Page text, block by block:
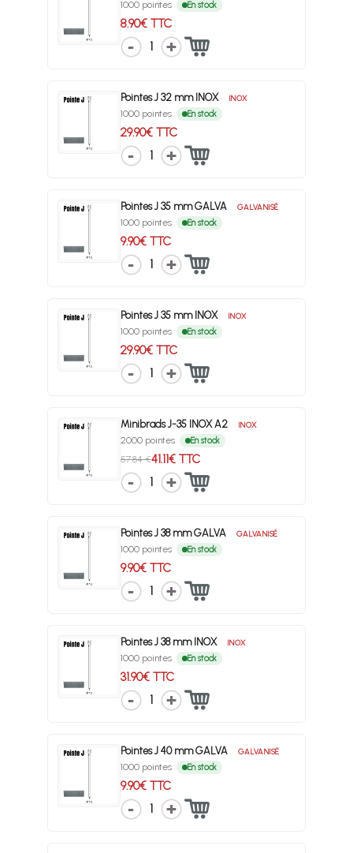
1000 pointes En stock
8.90€ TTC
1
Pointes J 32 mm INOX INOX
1000 pointes En stock
29.90€ TTC
1
Pointes J 35 mm GALVA GALVANISÉ
1000 pointes En stock
9.90€ TTC
1
Pointes J 35 mm INOX INOX
1000 pointes En stock
29.90€ TTC
1
Minibrads J-35 INOX A2 INOX
2000 pointes En stock
57.84 €41.11€ TTC
1
Pointes J 38 mm GALVA GALVANISÉ
1000 pointes En stock
9.90€ TTC
1
Pointes J 38 mm INOX INOX
1000 pointes En stock
31.90€ TTC
1
Pointes J 40 mm GALVA GALVANISÉ
1000 pointes En stock
9.90€ TTC
1